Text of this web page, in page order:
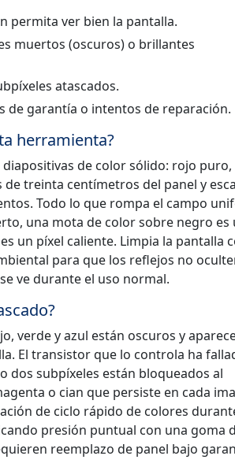
permita ver bien la pantalla.
muertos (oscuros) o brillantes
atascados.
de garantía o intentos de reparación.
herramienta?
de color sólido: rojo
treinta centímetros del panel y
Todo lo que rompa el campo
una mota de color sobre negro es
un píxel caliente. Limpia la pantalla
para que los reflejos no
ve durante el uso normal.
verde y azul están oscuros y
El transistor que lo controla ha
dos subpíxeles están bloqueados al
o cian que persiste en cada
de ciclo rápido de colores
presión puntual con una goma
reemplazo de panel bajo